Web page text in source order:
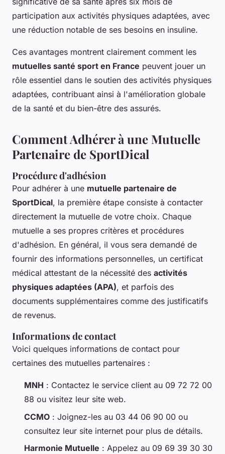
participation aux activités physiques adaptées, avec
une réduction notable de ses besoins en insuline.
Ces avantages montrent clairement comment les
mutuelles santé sport en France peuvent jouer un
rôle essentiel dans le soutien des activités physiques
adaptées, contribuant ainsi à l'amélioration globale
de la santé et du bien-être des assurés.
Comment Adhérer à une Mutuelle
Partenaire de SportDical
Procédure d'adhésion
Pour adhérer à une mutuelle partenaire de
SportDical, la première étape consiste à contacter
directement la mutuelle de votre choix. Chaque
mutuelle a ses propres critères et procédures
d'adhésion. En général, il vous sera demandé de
fournir des informations personnelles, un certificat
médical attestant de la nécessité des activités
physiques adaptées (APA), et parfois des
documents supplémentaires comme des justificatifs
de revenus.
Informations de contact
Voici quelques informations de contact pour
certaines des mutuelles partenaires :
MNH : Contactez le service client au 09 72 72 00
88 ou visitez leur site web.
CCMO : Joignez-les au 03 44 06 90 00 ou
consultez leur site internet pour plus de détails.
Harmonie Mutuelle : Appelez au 09 69 39 30 30